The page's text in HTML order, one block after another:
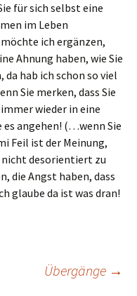
für sich selbst eine
im Leben
ich ergänzen,
Ahnung haben, wie Sie
da hab ich schon so viel
Sie merken, dass Sie
wieder in eine
es angehen! (…wenn Sie
Feil ist der Meinung,
desorientiert zu
die Angst haben, dass
glaube da ist was dran!
Übergänge →